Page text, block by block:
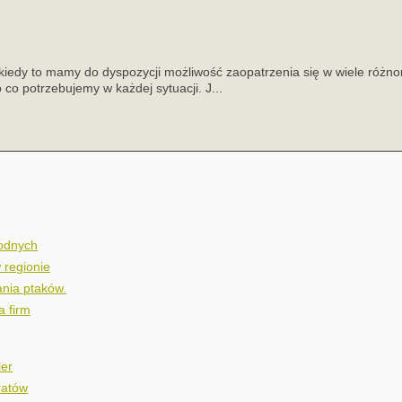
to mamy do dyspozycji możliwość zaopatrzenia się w wiele
potrzebujemy w każdej sytuacji. J...
regionie
ptaków.
firm